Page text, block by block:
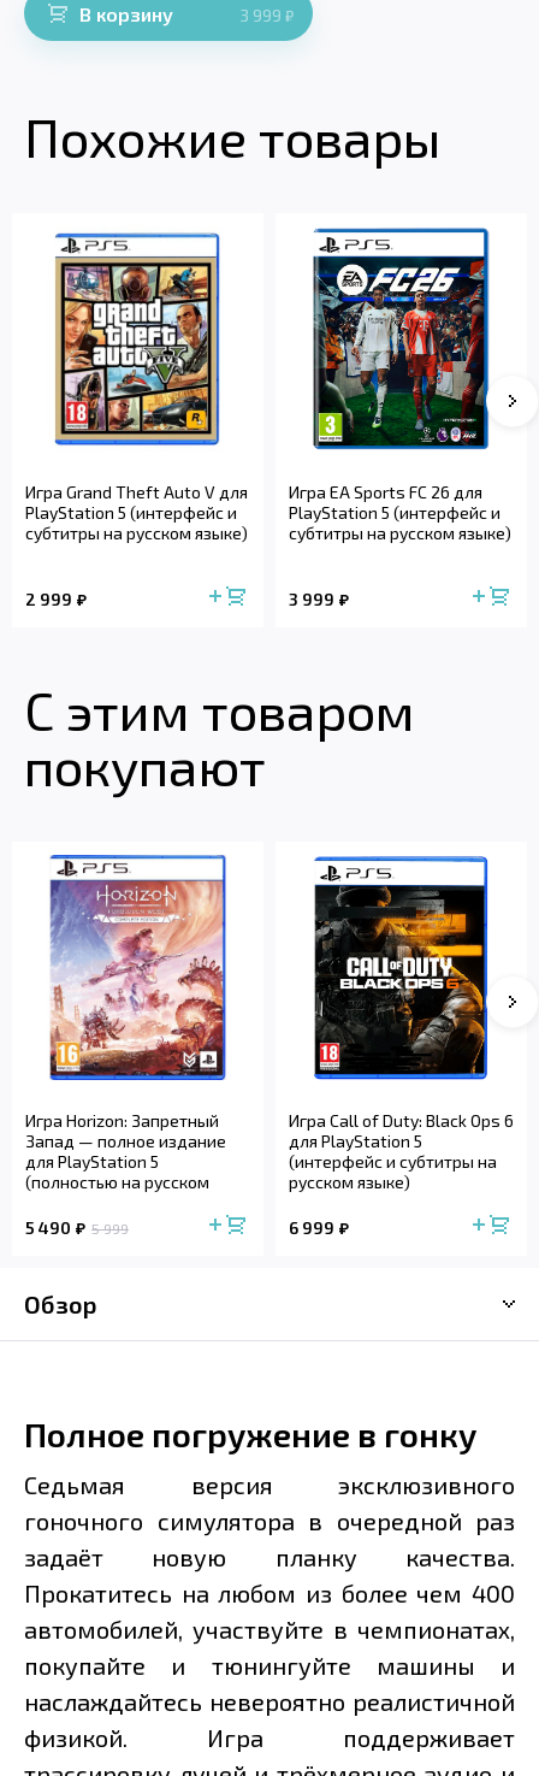
В корзину 3 999 ₽
Похожие товары
Игра Grand Theft Auto V для
PlayStation 5 (интерфейс и
субтитры на русском языке)
2 999
Игра EA Sports FC 26 для
PlayStation 5 (интерфейс и
субтитры на русском языке)
3 999
С этим товаром
покупают
Игра Horizon: Запретный
Запад — полное издание
для PlayStation 5
(полностью на русском
5 490
5 999
Игра Call of Duty: Black Ops 6
для PlayStation 5
(интерфейс и субтитры на
русском языке)
6 999
Обзор
Полное погружение в гонку
Седьмая версия эксклюзивного
гоночного симулятора в очередной раз
задаёт новую планку качества.
Прокатитесь на любом из более чем 400
автомобилей, участвуйте в чемпионатах,
покупайте и тюнингуйте машины и
наслаждайтесь невероятно реалистичной
физикой. Игра поддерживает